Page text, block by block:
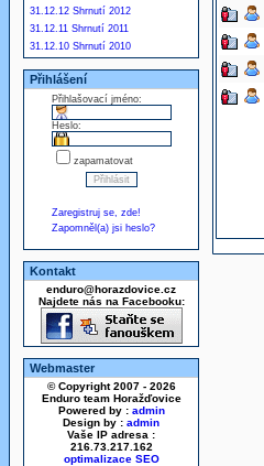
31.12.12 Shrnutí 2012
31.12.11 Shrnutí 2011
31.12.10 Shrnutí 2010
Přihlášení
Přihlašovací jméno:
Heslo:
zapamatovat
Zaregistruj se, zde!
Zapomněl(a) jsi heslo?
Kontakt
enduro@horazdovice.cz
Najdete nás na Facebooku:
Webmaster
© Copyright 2007 - 2026
Enduro team Horažďovice
Powered by : admin
Design by : admin
Vaše IP adresa :
216.73.217.162
optimalizace SEO